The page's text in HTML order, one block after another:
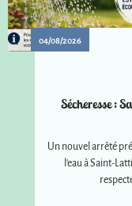
04/08/2026
Sécheresse :
Un nouvel arrêté
l'eau à Saint-